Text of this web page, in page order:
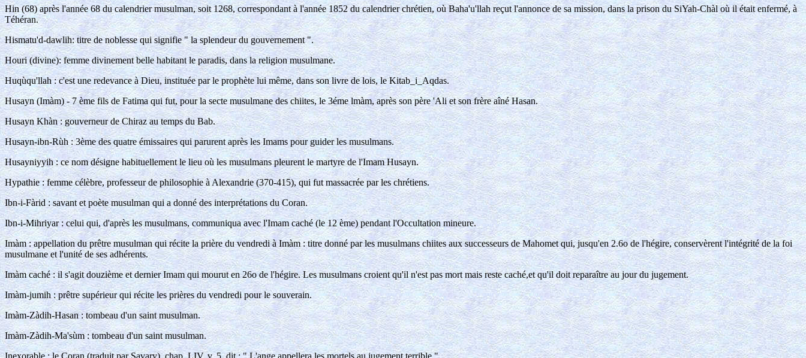
Hin (68) après l'année 68 du calendrier musulman, soit 1268, correspondant à l'année 1852 du calendrier chrétien, où Baha'u'llah reçut l'annonce de sa mission, dans la prison du SiYah-Chàl où il était enfermé, à
Téhéran.
Hismatu'd-dawlih: titre de noblesse qui signifie " la splendeur du gouvernement ".
Houri (divine): femme divinement belle habitant le paradis, dans la religion musulmane.
Huqùqu'llah : c'est une redevance à Dieu, instituée par le prophète lui même, dans son livre de lois, le Kitab_i_Aqdas.
Husayn (Imàm) - 7 ème fils de Fatima qui fut, pour la secte musulmane des chiites, le 3éme lmàm, après son père 'Ali et son frère aîné Hasan.
Husayn Khàn : gouverneur de Chiraz au temps du Bab.
Husayn-ibn-Rùh : 3ème des quatre émissaires qui parurent après les Imams pour guider les musulmans.
Husayniyyih : ce nom désigne habituellement le lieu où les musulmans pleurent le martyre de l'Imam Husayn.
Hypathie : femme célèbre, professeur de philosophie à Alexandrie (370-415), qui fut massacrée par les chrétiens.
Ibn-i-Fàrid : savant et poète musulman qui a donné des interprétations du Coran.
Ibn-i-Mihriyar : celui qui, d'après les musulmans, communiqua avec l'Imam caché (le 12 ème) pendant l'Occultation mineure.
Imàm : appellation du prêtre musulman qui récite la prière du vendredi à Imàm : titre donné par les musulmans chiites aux successeurs de Mahomet qui, jusqu'en 2.6o de l'hégire, conservèrent l'intégrité de la foi
musulmane et l'unité de ses adhérents.
Imàm caché : il s'agit douzième et dernier Imam qui mourut en 26o de l'hégire. Les musulmans croient qu'il n'est pas mort mais reste caché,et qu'il doit reparaître au jour du jugement.
Imàm-jumih : prêtre supérieur qui récite les prières du vendredi pour le souverain.
Imàm-Zàdih-Hasan : tombeau d'un saint musulman.
Imàm-Zàdih-Ma'sùm : tombeau d'un saint musulman.